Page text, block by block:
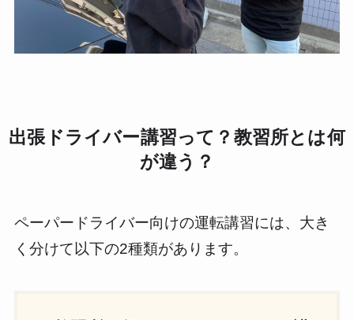
出張ドライバー講習って？教習所とは何
が違う？
ペーパードライバー向けの運転講習には、大き
く分けて以下の2種類があります。